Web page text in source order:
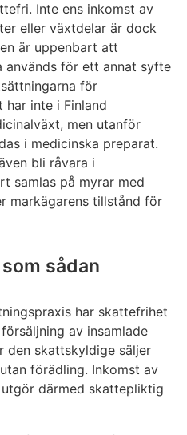
Inte ens inkomst av
eller växtdelar är dock
är uppenbart att
används för ett annat syfte
för
har inte i Finland
men utanför
i medicinska preparat.
bli råvara i
samlas på myrar med
markägarens tillstånd för
sådan
har skattefrihet
av insamlade
den skattskyldige säljer
förädling. Inkomst av
därmed skattepliktig